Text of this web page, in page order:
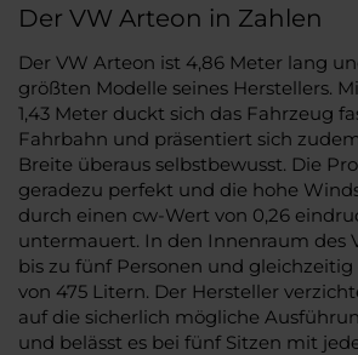
Der VW Arteon in Zahlen
Der VW Arteon ist 4,86 Meter lang
größten Modelle seines Herstellers.
1,43 Meter duckt sich das Fahrzeug
Fahrbahn und präsentiert sich
Breite überaus selbstbewusst. Die
geradezu perfekt und die hohe
durch einen cw-Wert von 0,26
untermauert. In den Innenraum des
bis zu fünf Personen und
von 475 Litern. Der Hersteller
auf die sicherlich mögliche
und belässt es bei fünf Sitzen mit